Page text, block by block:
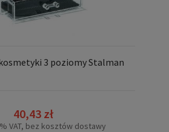
3 poziomy Stalman
40,43 zł
VAT, bez kosztów dostawy